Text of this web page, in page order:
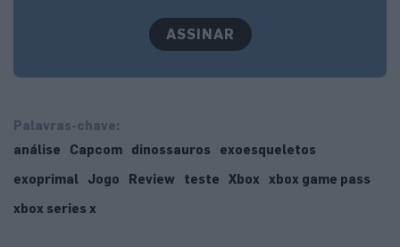
ASSINAR
Palavras-chave:
análise
Capcom dinossauros
exoesqueletos
exoprimal
Jogo Review teste Xbox
xbox game pass
xbox series x